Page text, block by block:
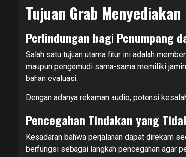
Tujuan Grab
Perlindungan bagi Penumpang
Salah satu tujuan utama fitur ini adalah
maupun pengemudi sama-sama memiliki
bahan evaluasi.
Dengan adanya rekaman audio, potensi
Pencegahan Tindakan yang
Kesadaran bahwa perjalanan dapat direkam
berfungsi sebagai langkah pencegahan agar